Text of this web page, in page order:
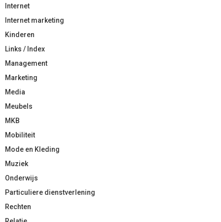
Internet
Internet marketing
Kinderen
Links / Index
Management
Marketing
Media
Meubels
MKB
Mobiliteit
Mode en Kleding
Muziek
Onderwijs
Particuliere dienstverlening
Rechten